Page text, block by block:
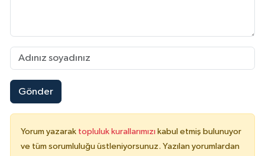
Gönder
Yorum yazarak topluluk kurallarımızı kabul etmiş bulunuyor
ve tüm sorumluluğu üstleniyorsunuz. Yazılan yorumlardan